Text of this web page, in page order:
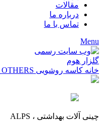
مقالات
درباره ما
تماس با ما
Menu
خانه کاسه روشویی OTHERS
چینی آلات بهداشتی ، ALPS